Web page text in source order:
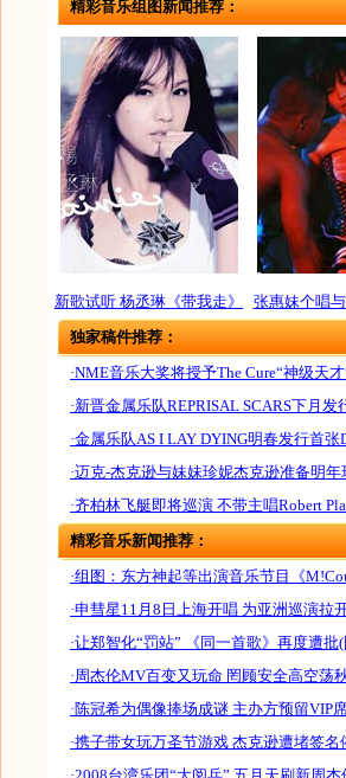
精彩音乐组图新闻推荐：
新歌试听 杨丞琳《带我走》 张惠妹个唱
独家稿件推荐：
·NME音乐大奖将授予The Cure“神级天
·新晋金属乐队REPRISAL SCARS下月发
·金属乐队AS I LAY DYING明春发行首张
·迈克-杰克逊与妹妹珍妮杰克逊准备明
·齐柏林飞艇即将巡演 不带主唱Robert
精彩音乐新闻推荐：
·组图：东方神起等出演音乐节目《
·申彗星11月8日上海开唱 为亚洲巡演拉
·让郑智化“罚站” 《同一首歌》再度遭批
·周杰伦MV百变又玩命 罔顾安全高空荡
·陈冠希为偶像捧场成谜 主办方预留VIP
·携子带女玩万圣节游戏 杰克逊遭堵签名